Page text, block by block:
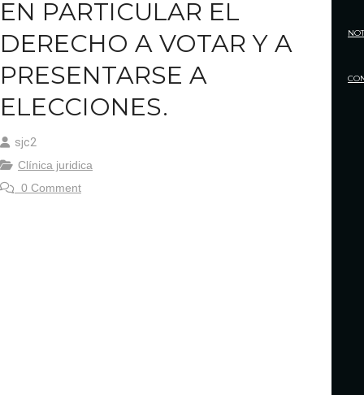
EN PARTICULAR EL
DERECHO A VOTAR Y A
PRESENTARSE A
ELECCIONES.
sjc2
Clínica juridica
0 Comment